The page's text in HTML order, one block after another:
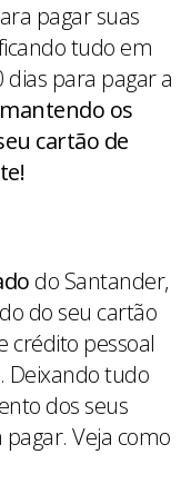
pagar suas
tudo em
para pagar a
os
cartão de
do Santander,
do seu cartão
crédito pessoal
Deixando tudo
dos seus
pagar. Veja como